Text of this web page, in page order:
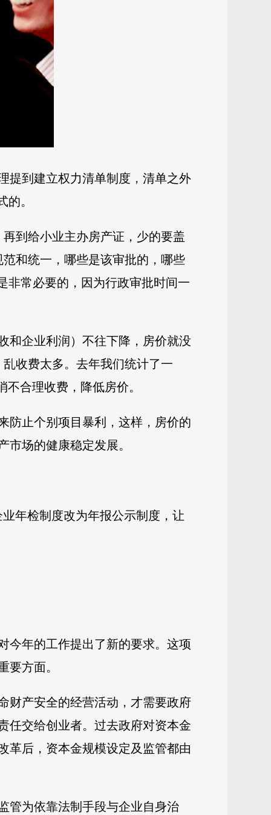
提到建立权力清单制度，清单之外
。
到给小业主办房产证，少的要盖
和统一，哪些是该审批的，哪些
非常必要的，因为行政审批时间一
和企业利润）不往下降，房价就没
收费太多。去年我们统计了一
合理收费，降低房价。
防止个别项目暴利，这样，房价的
场的健康稳定发展。
年检制度改为年报公示制度，让
今年的工作提出了新的要求。这项
要方面。
财产安全的经营活动，才需要政府
任交给创业者。过去政府对资本金
革后，资本金规模设定及监管都由
管为依靠法制手段与企业自身治